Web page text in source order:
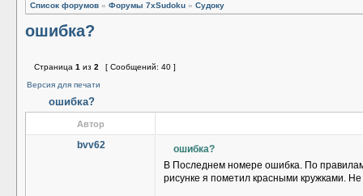
Список форумов » Форумы 7xSudoku » Судоку
ошибка?
Страница 1 из 2
[ Сообщений: 40 ]
Версия для печати
ошибка?
Автор
bvv62
ошибка?
В Последнем номере ошибка. По
рисунке я пометил красными кружками.